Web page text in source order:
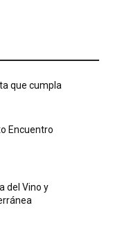
que cumpla
Encuentro
del Vino y